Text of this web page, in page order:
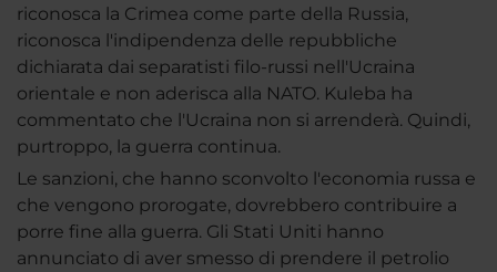
riconosca la Crimea come parte della Russia,
riconosca l'indipendenza delle repubbliche
dichiarata dai separatisti filo-russi nell'Ucraina
orientale e non aderisca alla NATO. Kuleba ha
commentato che l'Ucraina non si arrenderà. Quindi,
purtroppo, la guerra continua.
Le sanzioni, che hanno sconvolto l'economia russa e
che vengono prorogate, dovrebbero contribuire a
porre fine alla guerra. Gli Stati Uniti hanno
annunciato di aver smesso di prendere il petrolio